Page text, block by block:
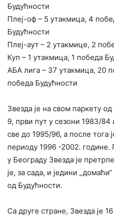
Будућности
Плеј-оф – 5 утакмица, 4
Будућности
Плеј-аут – 2 утакмице, 2
Куп – 1 утакмица, 1 победа
АБА лига – 37 утакмица, 20
победа Будућности
Звезда је на свом паркету
9, први пут у сезони 1983/84
све до 1995/96, а после тога
периоду 1996 -2002.
у Београду Звезда је
је, за сада, и једини
од Будућности.
Са друге стране, Звезда је